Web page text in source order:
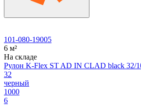
101-080-19005
6 м²
На складе
Рулон K-Flex ST AD IN CLAD black 32/
32
черный
1000
6